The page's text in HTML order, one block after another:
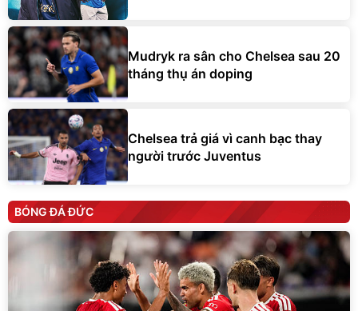
Mudryk ra sân cho Chelsea sau 20
tháng thụ án doping
Chelsea trả giá vì canh bạc thay
người trước Juventus
BÓNG ĐÁ ĐỨC